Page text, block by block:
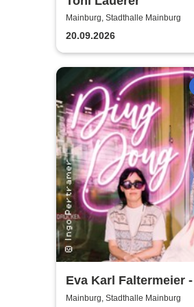
Mainburg, Stadthalle Mainburg
20.09.2026
Eva Karl Faltermeier
Dong
Mainburg, Stadthalle Mainburg